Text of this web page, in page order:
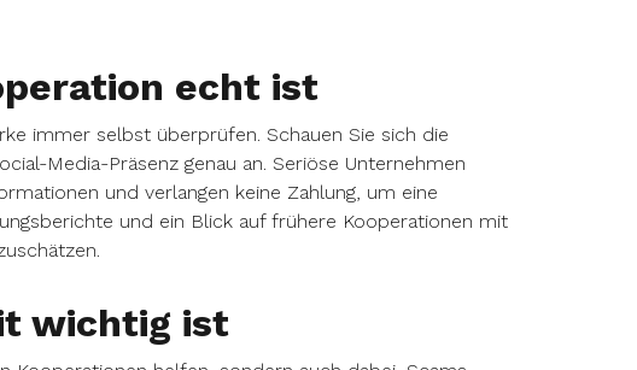
echt ist
immer selbst überprüfen. Schauen Sie sich die
Media-Präsenz genau an. Seriöse Unternehmen
und verlangen keine Zahlung, um eine
und ein Blick auf frühere Kooperationen mit
wichtig ist